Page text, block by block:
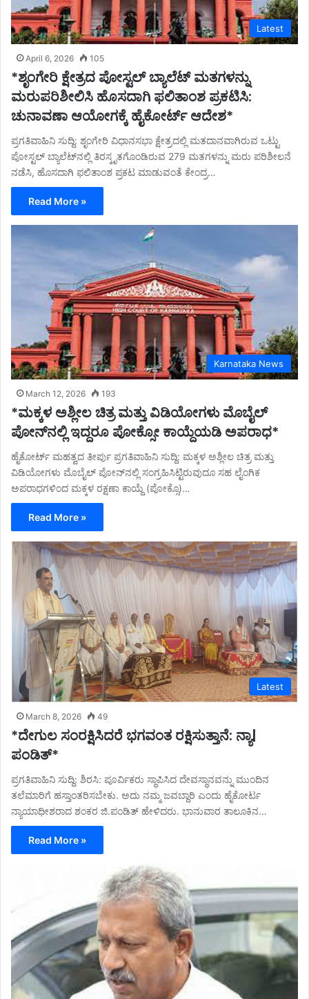
Latest
April 6, 2026 105
*ಶೃಂಗೇರಿ ಕ್ಷೇತ್ರದ ಪೋಸ್ಟಲ್ ಬ್ಯಾಲೆಟ್​ ಮತಗಳನ್ನು
ಮರುಪರಿಶೀಲಿಸಿ ಹೊಸದಾಗಿ ಫಲಿತಾಂಶ ಪ್ರಕಟಿಸಿ:
ಚುನಾವಣಾ ಆಯೋಗಕ್ಕೆ ಹೈಕೋರ್ಟ್ ಆದೇಶ*
ಪ್ರಗತಿವಾಹಿನಿ ಸುದ್ದಿ: ಶೃಂಗೇರಿ ವಿಧಾನಸಭಾ ಕ್ಷೇತ್ರದಲ್ಲಿ ಮತದಾನವಾಗಿರುವ ಒಟ್ಟು
ಪೋಸ್ಟಲ್ ಬ್ಯಾಲೆಟ್​ನಲ್ಲಿ ತಿರಸ್ಕೃತಗೊಂಡಿರುವ 279 ಮತಗಳನ್ನು ಮರು ಪರಿಶೀಲನೆ
ನಡೆಸಿ, ಹೊಸದಾಗಿ ಫಲಿತಾಂಶ ಪ್ರಕಟ ಮಾಡುವಂತೆ ಕೇಂದ್ರ…
Read More »
Karnataka News
March 12, 2026 193
*ಮಕ್ಕಳ ಅಶ್ಲೀಲ ಚಿತ್ರ ಮತ್ತು ವಿಡಿಯೋಗಳು ಮೊಬೈಲ್‌
ಪೋನ್​​ನಲ್ಲಿ ಇದ್ದರೂ ಪೋಕ್ಸೋ ಕಾಯ್ದೆಯಡಿ ಅಪರಾಧ*
ಹೈಕೋರ್ಟ್ ಮಹತ್ವದ ತೀರ್ಪು ಪ್ರಗತಿವಾಹಿನಿ ಸುದ್ದಿ: ಮಕ್ಕಳ ಅಶ್ಲೀಲ ಚಿತ್ರ ಮತ್ತು
ವಿಡಿಯೋಗಳು ಮೊಬೈಲ್‌ ಪೋನ್​​ನಲ್ಲಿ ಸಂಗ್ರಹಿಸಿಟ್ಟಿರುವುದೂ ಸಹ ಲೈಂಗಿಕ
ಅಪರಾಧಗಳಿಂದ ಮಕ್ಕಳ ರಕ್ಷಣಾ ಕಾಯ್ದೆ (ಪೋಕ್ಸೊ)…
Read More »
Latest
March 8, 2026 49
*ದೇಗುಲ ಸಂರಕ್ಷಿಸಿದರೆ ಭಗವಂತ ರಕ್ಷಿಸುತ್ತಾನೆ: ನ್ಯಾ|
ಪಂಡಿತ್*
ಪ್ರಗತಿವಾಹಿನಿ ಸುದ್ದಿ: ಶಿರಸಿ: ಪೂರ್ವಿಕರು ಸ್ಥಾಪಿಸಿದ ದೇವಸ್ಥಾನವನ್ನು ಮುಂದಿನ
ತಲೆಮಾರಿಗೆ ಹಸ್ತಾಂತರಿಸಬೇಕು. ಅದು ನಮ್ಮ ಜವಬ್ದಾರಿ ಎಂದು ಹೈಕೋರ್ಟ
ನ್ಯಾಯಾಧೀಶರಾದ ಶಂಕರ ಜಿ.ಪಂಡಿತ್ ಹೇಳಿದರು. ಭಾನುವಾರ ತಾಲೂಕಿನ…
Read More »